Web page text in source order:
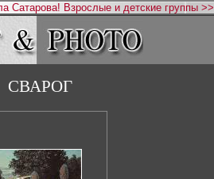
Сатарова! Взрослые и детские группы >>
СВАРОГ